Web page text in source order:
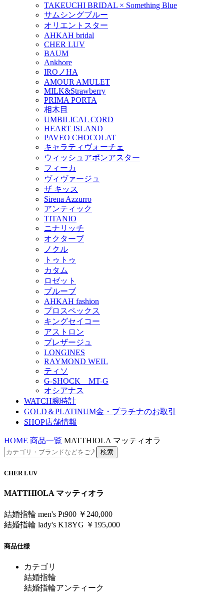
TAKEUCHI BRIDAL × Something Blue
サムシングブルー
オリエントスター
AHKAH bridal
CHER LUV
BAUM
Ankhore
IROノHA
AMOUR AMULET
MILK&Strawberry
PRIMA PORTA
相木目
UMBILICAL CORD
HEART ISLAND
PAVEO CHOCOLAT
キャラティヴォーチェ
ウィッシュアポンアスター
フィーカ
ヴィヴァージュ
ザ キッス
Sirena Azzurro
アンティック
TITANIO
ニナリッチ
オクターブ
ノクル
トゥトゥ
カタム
ロゼット
プルーブ
AHKAH fashion
プロスペックス
キングセイコー
アストロン
プレザージュ
LONGINES
RAYMOND WEIL
ティソ
G-SHOCK MT-G
オシアナス
WATCH腕時計
GOLD＆PLATINUM金・プラチナのお取引
SHOP店舗情報
HOME 商品一覧 MATTHIOLA マッティオラ
CHER LUV
MATTHIOLA マッティオラ
結婚指輪 men's Pt900 ￥240,000
結婚指輪 lady's K18YG ￥195,000
商品仕様
カテゴリ
結婚指輪
結婚指輪アンティーク